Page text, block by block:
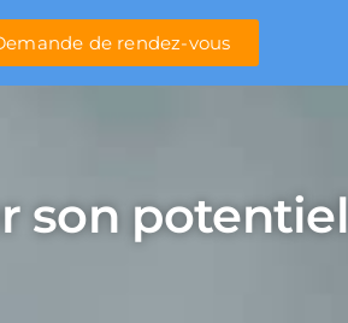
de rendez-vous
son potentiel